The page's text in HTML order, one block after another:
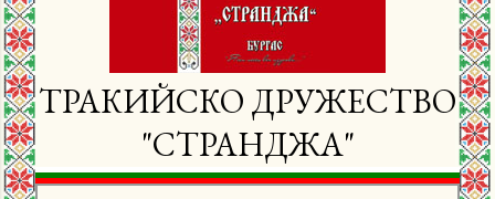
ТРАКИЙСКО ДРУЖЕСТВО
"СТРАНДЖА"